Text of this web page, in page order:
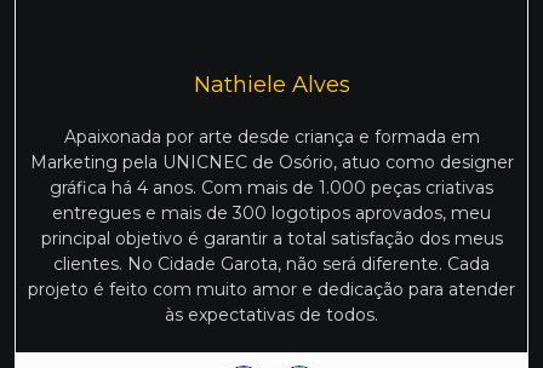
Nathiele Alves
Apaixonada por arte desde criança e formada em
Marketing pela UNICNEC de Osório, atuo como designer
gráfica há 4 anos. Com mais de 1.000 peças criativas
entregues e mais de 300 logotipos aprovados, meu
principal objetivo é garantir a total satisfação dos meus
clientes. No Cidade Garota, não será diferente. Cada
projeto é feito com muito amor e dedicação para atender
às expectativas de todos.